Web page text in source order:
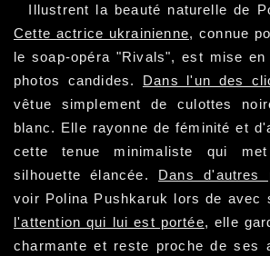
Illustrent la beauté naturelle de
Cette actrice ukrainienne, connue
le soap-opéra "Rivals", est mise
photos candides. Dans l'un des
vêtue simplement de culottes
blanc. Elle rayonne de féminité et
cette tenue minimaliste qui
silhouette élancée. Dans d'autres
voir Polina Pushkaruk lors de avec
l'attention qui lui est portée, elle
charmante et reste proche de ses